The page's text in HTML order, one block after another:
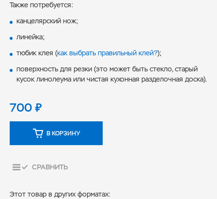
Также потребуется:
канцелярский нож;
линейка;
тюбик клея (как выбрать правильный клей?);
поверхность для резки (это может быть стекло, старый
кусок линолеума или чистая кухонная разделочная доска).
700₽
В КОРЗИНУ
СРАВНИТЬ
Этот товар в других форматах: